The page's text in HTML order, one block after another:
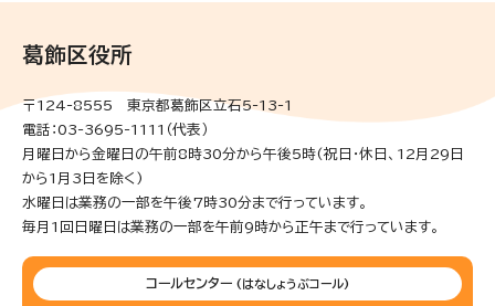
葛飾区役所
〒124-8555 東京都葛飾区立石5-13-1
電話：03-3695-1111（代表）
月曜日から金曜日の午前8時30分から午後5時(祝日・休日、12月29日
から1月3日を除く)
水曜日は業務の一部を午後7時30分まで行っています。
毎月1回日曜日は業務の一部を午前9時から正午まで行っています。
コールセンター (はなしょうぶコール)